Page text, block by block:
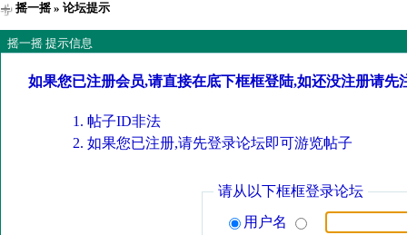
摇一摇» 论坛提示
摇一摇 提示信息
如果您已注册会员,请直接在底下框框登陆,如还没注册请先
帖子ID非法
如果您已注册,请先登录论坛即可游览帖子
请从以下框框登录论坛
用户名